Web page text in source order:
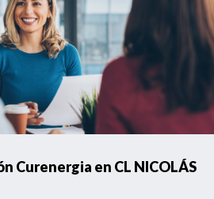
Curenergia en CL NICOLÁS